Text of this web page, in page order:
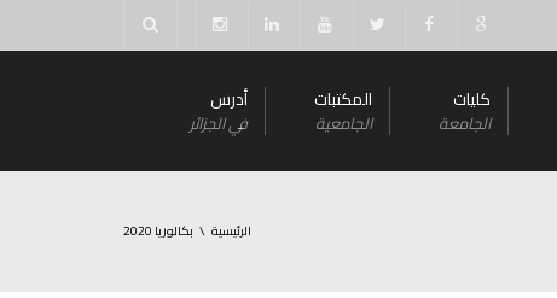
كليات
الجامعة
المكتبات
الجامعية
أدرس
في الجزائر
الرئيسية بكالوريا 2020